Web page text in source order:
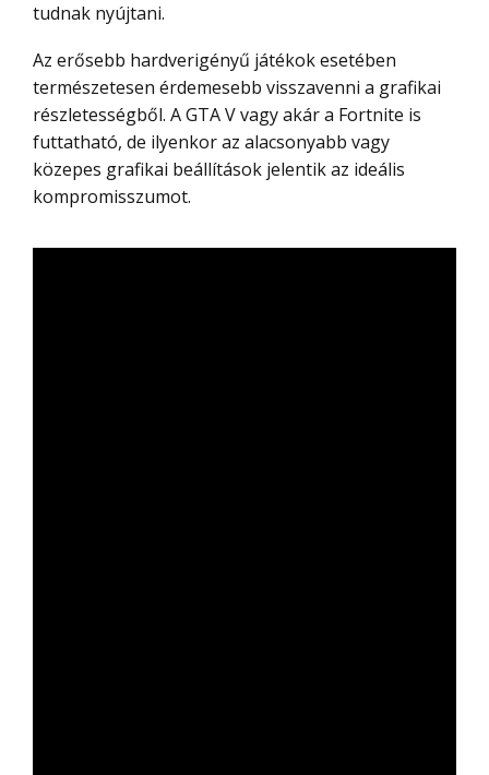
tudnak nyújtani.
Az erősebb hardverigényű játékok esetében
természetesen érdemesebb visszavenni a grafikai
részletességből. A GTA V vagy akár a Fortnite is
futtatható, de ilyenkor az alacsonyabb vagy
közepes grafikai beállítások jelentik az ideális
kompromisszumot.